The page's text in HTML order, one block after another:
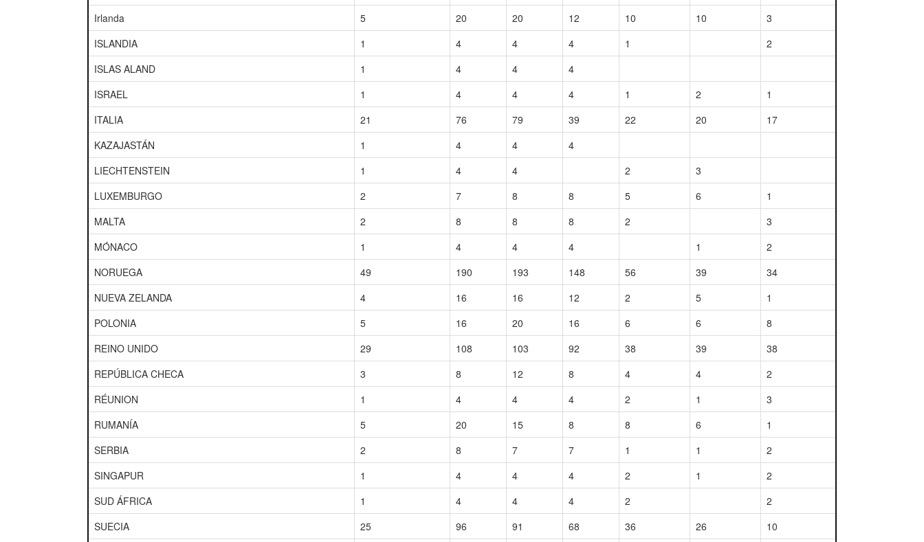
Irlanda
5 20 20 12 10 10
3
ISLANDIA
1 4 4 4 1
2
ISLAS ALAND
1 4 4
4
ISRAEL
1 4 4 4 1 2
1
ITALIA
21 76 79 39 22 20
17
KAZAJASTÁN
1 4 4
4
LIECHTENSTEIN
1 4 4 2
3
LUXEMBURGO
2 7 8 8 5 6
1
MALTA
2 8 8 8 2
3
MÓNACO
1 4 4 4 1
2
NORUEGA
49 190 193 148 56 39
34
NUEVA ZELANDA
4 16 16 12 2 5
1
POLONIA
5 16 20 16 6 6
8
REINO UNIDO
29 108 103 92 38 39
38
REPÚBLICA CHECA
3 8 12 8 4 4
2
RÉUNION
1 4 4 4 2 1
3
RUMANÍA
5 20 15 8 8 6
1
SERBIA
2 8 7 7 1 1
2
SINGAPUR
1 4 4 4 2 1
2
SUD ÁFRICA
1 4 4 4 2
2
SUECIA
25 96 91 68 36 26 10